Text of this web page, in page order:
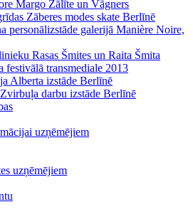
Margo Zālīte un Vāgners
Zāberes modes skate Berlīnē
personālizstāde galerijā Manière Noire,
Rasas Šmites un Raita Šmita
transmediale 2013
Alberta izstāde Berlīnē
darbu izstāde Berlīnē
uzņēmējiem
uzņēmējiem